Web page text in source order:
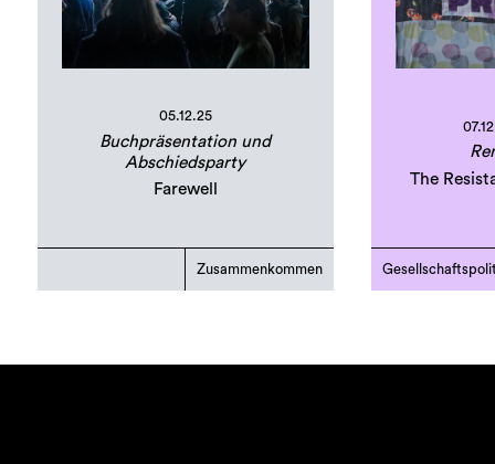
05.12.25
Buchpräsentation und
Abschiedsparty
Farewell
Zusammenkommen
The